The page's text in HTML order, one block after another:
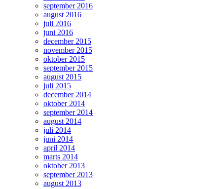
september 2016
august 2016
juli 2016
juni 2016
december 2015
november 2015
oktober 2015
september 2015
august 2015
juli 2015
december 2014
oktober 2014
september 2014
august 2014
juli 2014
juni 2014
april 2014
marts 2014
oktober 2013
september 2013
august 2013